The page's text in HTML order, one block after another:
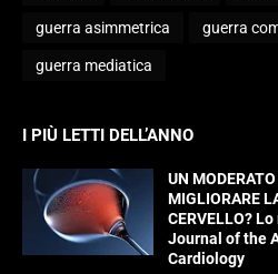
guerra asimmetrica guerra
guerra mediatica
I PIÙ LETTI DELL’ANNO
UN
MIGLIORARE
CERVELLO?
Journal of the
Cardiology